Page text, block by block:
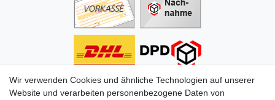
Informationen
Wir verwenden Cookies und ähnliche Technologien auf unserer
Website und verarbeiten personenbezogene Daten von